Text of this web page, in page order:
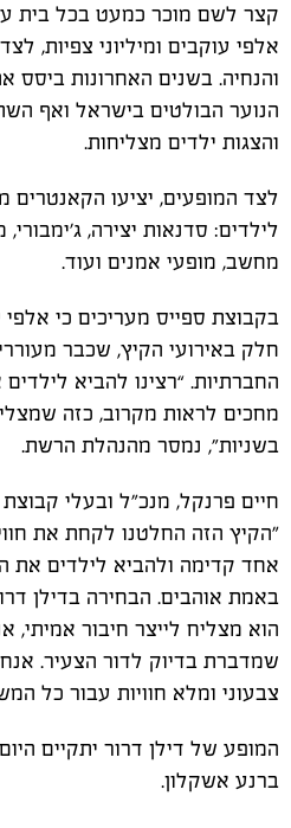
קצר לשם מוכר כמעט בכל בית
אלפי עוקבים ומיליוני צפיות,
והנחיה. בשנים האחרונות ביסס
הנוער הבולטים בישראל ואף
והצגות ילדים מצליחות.
לצד המופעים, יציעו הקאנטרים
לילדים: סדנאות יצירה,
מחשב, מופעי אמנים ועוד.
בקבוצת ספייס מעריכים כי אלפי
חלק באירועי הקיץ, שכבר
החברתיות. “רצינו להביא
מחכים לראות מקרוב, כזה
בשניות”, נמסר מהנהלת הרשת.
חיים פרנקל, מנכ"ל ובעלי קבוצת
"הקיץ הזה החלטנו לקחת את
אחד קדימה ולהביא לילדים את
באמת אוהבים. הבחירה בדילן
הוא מצליח לייצר חיבור אמיתי,
שמדברת בדיוק לדור הצעיר.
צבעוני ומלא חוויות עבור כל
ברנע אשקלון.